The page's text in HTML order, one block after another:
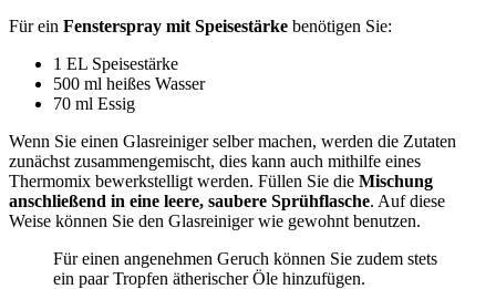
Für ein Fensterspray mit Speisestärke benötigen Sie:
1 EL Speisestärke
500 ml heißes Wasser
70 ml Essig
Wenn Sie einen Glasreiniger selber machen, werden die Zutaten
zunächst zusammengemischt, dies kann auch mithilfe eines
Thermomix bewerkstelligt werden. Füllen Sie die Mischung
anschließend in eine leere, saubere Sprühflasche. Auf diese
Weise können Sie den Glasreiniger wie gewohnt benutzen.
Für einen angenehmen Geruch können Sie zudem stets
ein paar Tropfen ätherischer Öle hinzufügen.